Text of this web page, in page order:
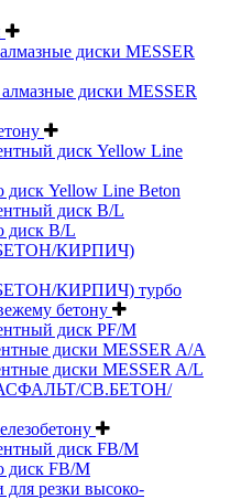
диски MESSER
диски MESSER
диск Yellow Line
диск Yellow Line Beton
диск B/L
диск B/L
КИРПИЧ)
КИРПИЧ) турбо
бетону
диск PF/M
диски MESSER A/A
диски MESSER A/L
СВ.БЕТОН/
диск FB/M
диск FB/M
резки высоко-